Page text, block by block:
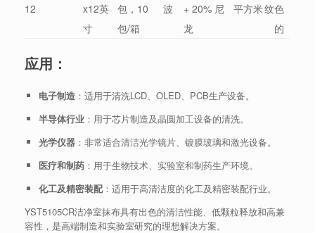
12
x12英
寸
包，10
包/箱
波
+ 20% 尼
龙
平方米纹色
的
应用：
电子制造：适用于清洗LCD、OLED、PCB生产设备。
半导体行业：用于芯片制造及晶圆加工设备的清洗。
光学仪器：非常适合清洁光学镜片、镀膜玻璃和激光设备。
医疗和制药：用于生物技术、实验室和制药生产环境。
化工及精密装配：适用于高清洁度的化工及精密装配行业。
YST5105CR洁净室抹布具有出色的清洁性能、低颗粒释放和高兼
容性，是高端制造和实验室研究的理想解决方案。